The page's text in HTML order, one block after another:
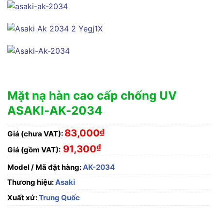
Mặt nạ hàn cao cấp chống UV
ASAKI-AK-2034
Giá (chưa VAT): 83,000₫
Giá (gồm VAT): 91,300₫
Model / Mã đặt hàng:AK-2034
Thương hiệu:Asaki
Xuất xứ:Trung Quốc